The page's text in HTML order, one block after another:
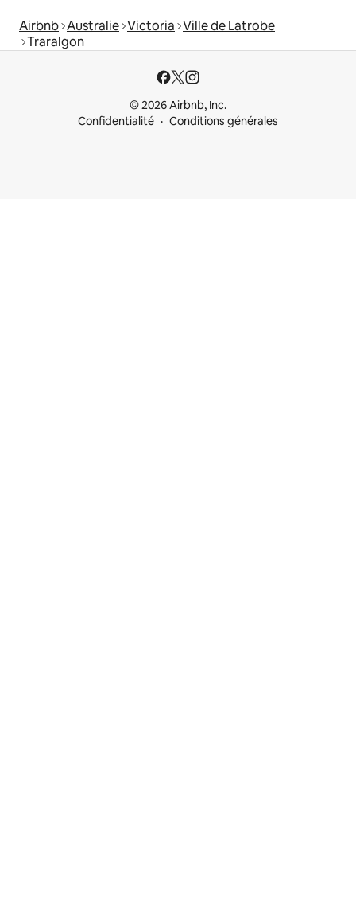
Airbnb Australie Victoria Ville de Latrobe
Traralgon
© 2026 Airbnb, Inc.
Confidentialité
Conditions générales